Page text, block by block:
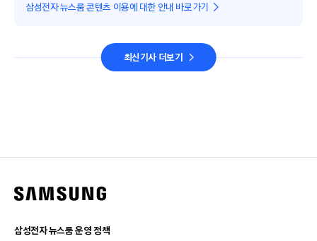
삼성전자 뉴스룸 콘텐츠 이용에 대한 안내 바로가기
최신기사 더보기
삼성전자 뉴스룸 운영 정책